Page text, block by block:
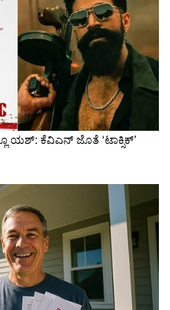
ಎಂದೂ ಕರೆಯಲ್ಪಡುವ ಕರೆನ್
ಕರೆನ್
ತಿಳಿಯಬೇಕು ಎಂದು ನೀವು
ಈಕೆ ನಮಗೆ ತುಂಬಾನೆ
ಅಂದರೆ ಗೂಗಲ್ ಮ್ಯಾಪ್
ಇದೆಯಲ್ಲ, ಅದನ್ನು